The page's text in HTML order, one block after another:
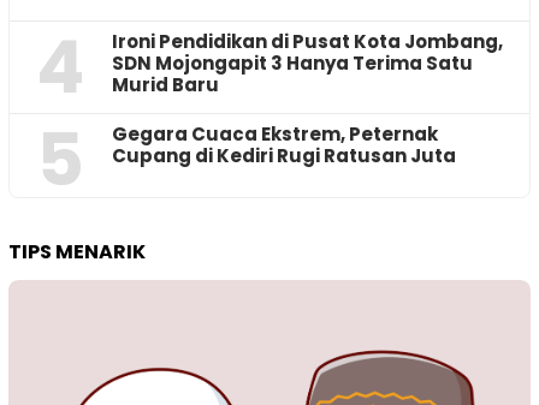
4
Ironi Pendidikan di Pusat Kota Jombang,
SDN Mojongapit 3 Hanya Terima Satu
Murid Baru
5
‎Gegara Cuaca Ekstrem, Peternak
Cupang di Kediri Rugi Ratusan Juta
TIPS MENARIK